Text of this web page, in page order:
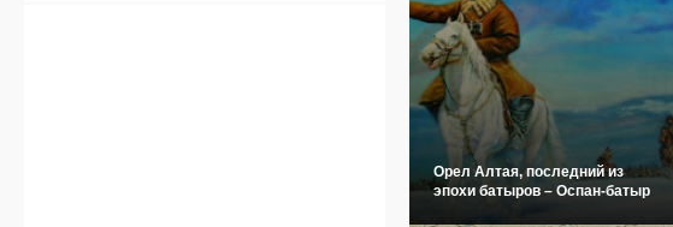
Орел Алтая, последний из
эпохи батыров – Оспан-батыр